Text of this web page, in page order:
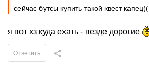
сейчас бутсы купить такой квест капец((
я вот хз куда ехать - везде дорогие
Ответить